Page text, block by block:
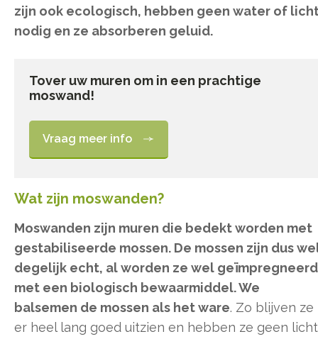
zijn ook ecologisch, hebben geen water of
nodig en ze absorberen geluid.
Tover uw muren om in een prachtige
moswand!
Vraag meer info
Wat zijn moswanden?
Moswanden zijn muren die bedekt worden met
gestabiliseerde mossen. De mossen zijn dus
degelijk echt, al worden ze wel geïmpregneerd
met een biologisch bewaarmiddel. We
balsemen de mossen als het ware. Zo blijven ze
er heel lang goed uitzien en hebben ze geen licht